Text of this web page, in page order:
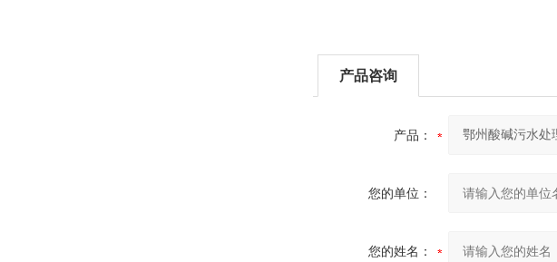
产品咨询
产品：
您的单位：
您的姓名：